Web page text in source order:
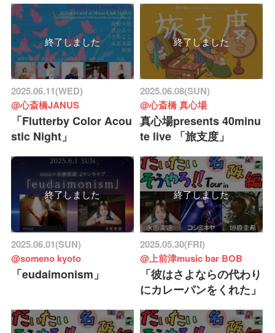
終了しました
2025.06.11(WED)
@心斎橋JANUS
「Flutterby Color Acou
stic Night」
終了しました
2025.06.08(SUN)
@心斎橋 真心場
真心場presents 40minu
te live 「旅支度」
終了しました
2025.06.01(SUN)
@someno kyoto
「eudaimonism」
終了しました
2025.05.30(FRI)
@上前津music bar BOB
「彼はさよならの代わり
にカレーパンをくれた」